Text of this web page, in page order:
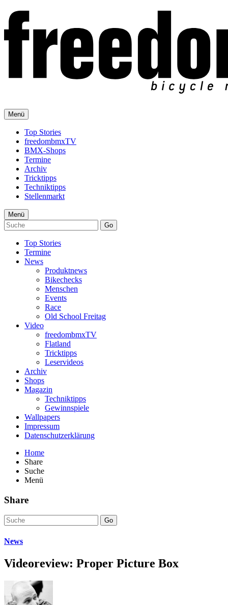
Menü
Top Stories
freedombmxTV
BMX-Shops
Termine
Archiv
Tricktipps
Techniktipps
Stellenmarkt
Menü
Go
Top Stories
Termine
News
Produktnews
Bikechecks
Menschen
Events
Race
Old School Freitag
Video
freedombmxTV
Flatland
Tricktipps
Leservideos
Archiv
Shops
Magazin
Techniktipps
Gewinnspiele
Wallpapers
Impressum
Datenschutzerklärung
Home
Share
Suche
Menü
Share
Go
News
Videoreview: Proper Picture Box